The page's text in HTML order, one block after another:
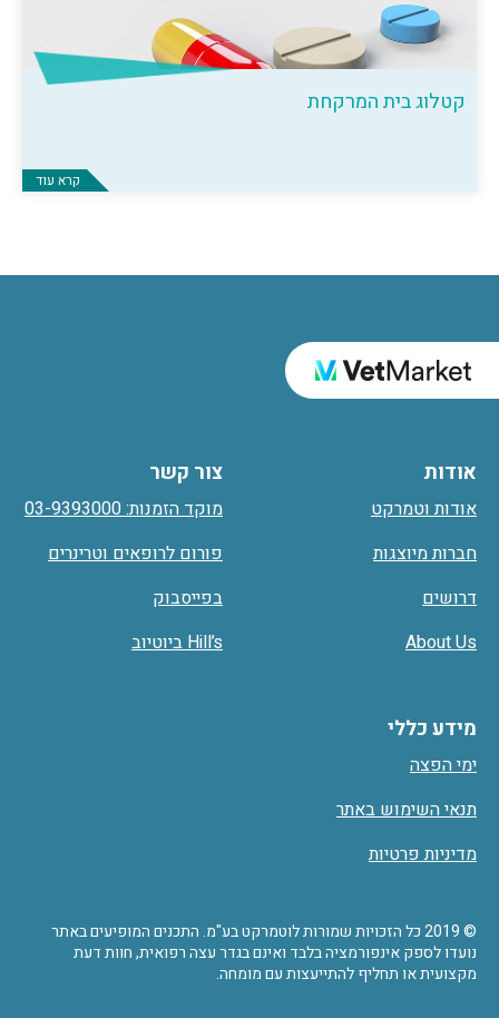
קטלוג בית המרקחת
קרא עוד
אודות
אודות וטמרקט
חברות מיוצגות
דרושים
About Us
מידע כללי
ימי הפצה
תנאי השימוש באתר
מדיניות פרטיות
צור קשר
מוקד הזמנות: 03-9393000
פורום לרופאים וטרינרים
בפייסבוק
Hill’s ביוטיוב
© 2019 כל הזכויות שמורות לוטמרקט בע"מ. התכנים המופיעים באתר
נועדו לספק אינפורמציה בלבד ואינם בגדר עצה רפואית, חוות דעת
מקצועית או תחליף להתייעצות עם מומחה.